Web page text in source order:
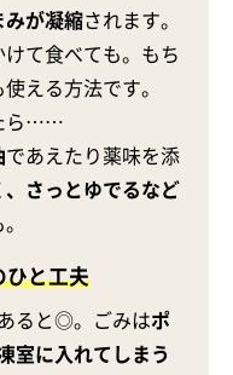
みが凝縮されます。
て食べても。もち
使える方法です。
ら……
であえたり薬味を添
さっとゆでるなど
ひと工夫
ると◎。ごみはポ
室に入れてしまう